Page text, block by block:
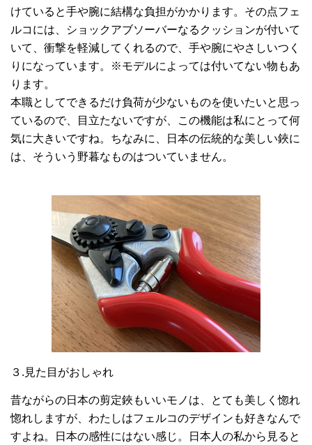
けていると手や腕に結構な負担がかかります。その点フェ
ルコには、ショックアブソーバーなるクッションが付いて
いて、衝撃を軽減してくれるので、手や腕にやさしいつく
りになっています。※モデルによっては付いてない物もあ
ります。
本職としてできるだけ負荷が少ないものを使いたいと思っ
ているので、目立たないですが、この機能は私にとって何
気に大きいですね。ちなみに、日本の伝統的な美しい鋏に
は、そういう野暮なものはついていません。
３.見た目がおしゃれ
昔ながらの日本の剪定鋏もいいモノは、とても美しく惚れ
惚れしますが、わたしはフェルコのデザインも好きなんで
すよね。日本の感性にはない感じ。日本人の私から見ると